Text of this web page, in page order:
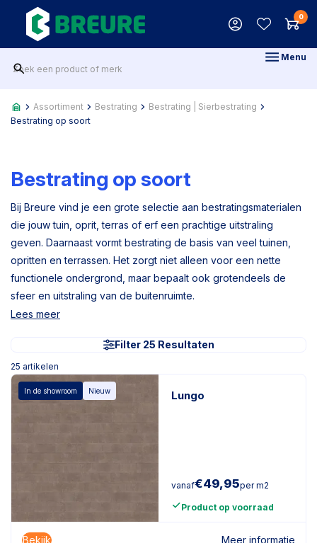
0
Menu
Assortiment Bestrating
Bestrating | Sierbestrating
Bestrating op soort
Bestrating op soort
Bij Breure vind je een grote selectie aan bestratingsmaterialen
die jouw tuin, oprit, terras of erf een prachtige uitstraling
geven. Daarnaast vormt bestrating de basis van veel tuinen,
opritten en terrassen. Het zorgt niet alleen voor een nette
functionele ondergrond, maar bepaalt ook grotendeels de
sfeer en uitstraling van de buitenruimte.
Lees meer
Filter 25 Resultaten
25 artikelen
In de showroom Nieuw Lungo
vanaf€49,95per m2
Product op voorraad
Bekijk Meer informatie